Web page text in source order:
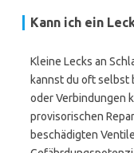
Kann ich ein
Kleine Lecks an
kannst du oft selbst
oder Verbindungen
provisorischen
beschädigten